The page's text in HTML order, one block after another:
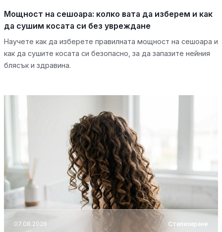
Мощност на сешоара: колко вата да изберем и как
да сушим косата си без увреждане
Научете как да изберете правилната мощност на сешоара и
как да сушите косата си безопасно, за да запазите нейния
блясък и здравина.
07.08.2026 Стилизиране